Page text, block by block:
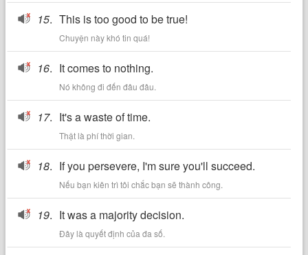
15. This is too good to be true!
Chuyện này khó tin quá!
16. It comes to nothing.
Nó không đi đến đâu đâu.
17. It's a waste of time.
Thật là phí thời gian.
18. If you persevere, I'm sure you'll succeed.
Nếu bạn kiên trì tôi chắc bạn sẽ thành công.
19. It was a majority decision.
Đây là quyết định của đa số.